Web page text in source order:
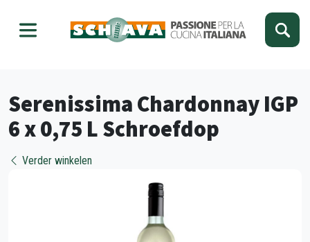
Serenissima Chardonnay IGP
6 x 0,75 L Schroefdop
Verder winkelen